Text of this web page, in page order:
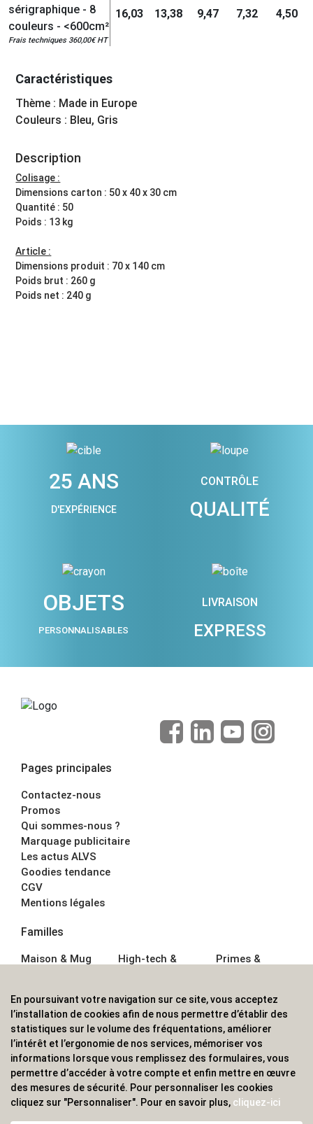
sérigraphique - 8
couleurs - <600cm²
Frais techniques 360,00€ HT
16,03 13,38 9,47 7,32 4,50
Caractéristiques
Thème : Made in Europe
Couleurs : Bleu, Gris
Description
Colisage :
Dimensions carton : 50 x 40 x 30 cm
Quantité : 50
Poids : 13 kg
Article :
Dimensions produit : 70 x 140 cm
Poids brut : 260 g
Poids net : 240 g
25 ANS
D'EXPÉRIENCE
CONTRÔLE
QUALITÉ
OBJETS
PERSONNALISABLES
LIVRAISON
EXPRESS
Pages principales
Contactez-nous
Promos
Qui sommes-nous ?
Marquage publicitaire
Les actus ALVS
Goodies tendance
CGV
Mentions légales
Familles
Maison & Mug
Écriture
Bagagerie sacs
High-tech &
Sport &
Outdoor
Enfant
Primes &
Boisson
Textile &
Casquette
Accessoires de
ALVS, fournisseur d'objets publicitaires, pour les
professionnels. Une implantation nationale, une
couverture internationale.
En poursuivant votre navigation sur ce site, vous acceptez
l’installation de cookies afin de nous permettre d’établir des
statistiques sur le volume des fréquentations, améliorer
l’intérêt et l’ergonomie de nos services, mémoriser vos
informations lorsque vous remplissez des formulaires, vous
permettre d’accéder à votre compte et enfin mettre en œuvre
des mesures de sécurité. Pour personnaliser les cookies
cliquez sur "Personnaliser". Pour en savoir plus, cliquez-ici